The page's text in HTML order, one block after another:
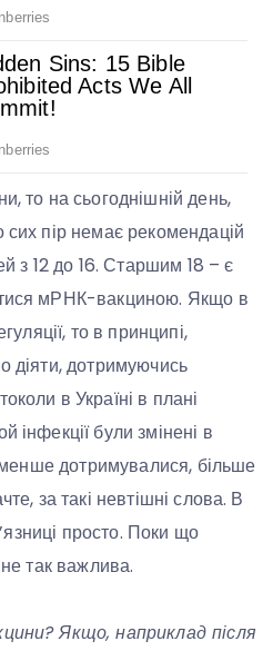
то на сьогоднішній день,
пір немає рекомендацій
з 12 до 16. Старшим 18 – є
мРНК-вакциною. Якщо в
то в принципі,
діяти, дотримуючись
в Україні в плані
інфекції були змінені в
менше дотримувалися, більше
за такі невтішні слова. В
просто. Поки що
не так важлива.
Якщо, наприклад після